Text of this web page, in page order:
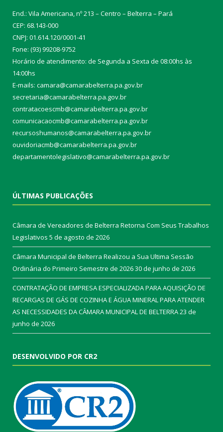
End.: Vila Americana, nº 213 – Centro – Belterra – Pará
CEP: 68.143-000
CNPJ: 01.614.120/0001-41
Fone: (93) 99208-9752
Horário de atendimento: de Segunda a Sexta de 08:00hs às
14:00hs
E-mails: camara@camarabelterra.pa.gov.br
secretaria@camarabelterra.pa.gov.br
contratacoescmb@camarabelterra.pa.gov.br
comunicacaocmb@camarabelterra.pa.gov.br
recursoshumanos@camarabelterra.pa.gov.br
ouvidoriacmb@camarabelterra.pa.gov.br
departamentolegislativo@camarabelterra.pa.gov.br
ÚLTIMAS PUBLICAÇÕES
Câmara de Vereadores de Belterra Retorna Com Seus Trabalhos
Legislativos 5 de agosto de 2026
Câmara Municipal de Belterra Realizou a Sua Ultima Sessão
Ordinária do Primeiro Semestre de 202630 de junho de 2026
CONTRATAÇÃO DE EMPRESA ESPECIALIZADA PARA AQUISIÇÃO DE
RECARGAS DE GÁS DE COZINHA E ÁGUA MINERAL PARA ATENDER
AS NECESSIDADES DA CÂMARA MUNICIPAL DE BELTERRA23 de
junho de 2026
DESENVOLVIDO POR CR2